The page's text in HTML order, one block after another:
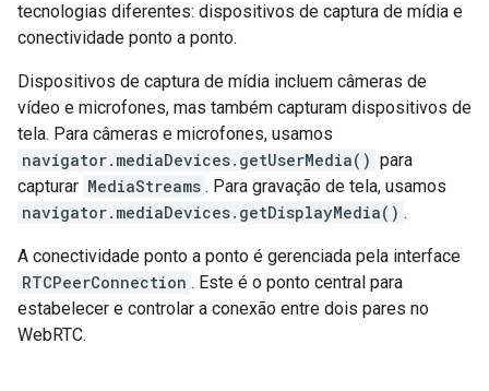
tecnologias diferentes: dispositivos de captura de mídia e
conectividade ponto a ponto.
Dispositivos de captura de mídia incluem câmeras de
vídeo e microfones, mas também capturam dispositivos de
tela. Para câmeras e microfones, usamos
navigator.mediaDevices.getUserMedia() para
capturar MediaStreams . Para gravação de tela, usamos
navigator.mediaDevices.getDisplayMedia() .
A conectividade ponto a ponto é gerenciada pela interface
RTCPeerConnection . Este é o ponto central para
estabelecer e controlar a conexão entre dois pares no
WebRTC.